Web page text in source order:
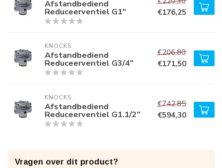
Afstandbediend
Reduceerventiel G1"
€176,25
KNOCKS
Afstandbediend
Reduceerventiel G3/4"
€206,80
€171,50
KNOCKS
Afstandbediend
Reduceerventiel G1.1/2"
€742,85
€594,30
Vragen over dit product?